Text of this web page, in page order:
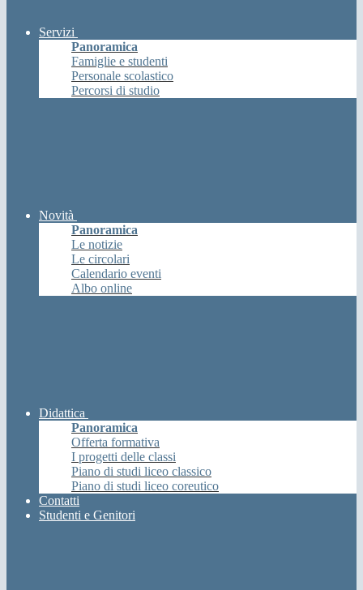
Servizi
Panoramica
Famiglie e studenti
Personale scolastico
Percorsi di studio
Novità
Panoramica
Le notizie
Le circolari
Calendario eventi
Albo online
Didattica
Panoramica
Offerta formativa
I progetti delle classi
Piano di studi liceo classico
Piano di studi liceo coreutico
Contatti
Studenti e Genitori